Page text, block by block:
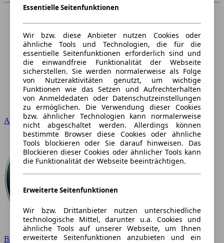
Audi
BMW
Essentielle Seitenfunktionen
Wir bzw. diese Anbieter nutzen Cookies oder
ähnliche Tools und Technologien, die für die
essentielle Seitenfunktionen erforderlich sind und
die einwandfreie Funktionalität der Webseite
sicherstellen. Sie werden normalerweise als Folge
von Nutzeraktivitäten genutzt, um wichtige
Funktionen wie das Setzen und Aufrechterhalten
von Anmeldedaten oder Datenschutzeinstellungen
zu ermöglichen. Die Verwendung dieser Cookies
bzw. ähnlicher Technologien kann normalerweise
nicht abgeschaltet werden. Allerdings können
bestimmte Browser diese Cookies oder ähnliche
Tools blockieren oder Sie darauf hinweisen. Das
Blockieren dieser Cookies oder ähnlicher Tools kann
die Funktionalität der Webseite beeinträchtigen.
Erweiterte Seitenfunktionen
Wir bzw. Drittanbieter nutzen unterschiedliche
technologische Mittel, darunter u.a. Cookies und
ähnliche Tools auf unserer Webseite, um Ihnen
erweiterte Seitenfunktionen anzubieten und ein